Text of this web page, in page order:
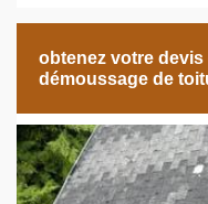
obtenez votre
démoussage de